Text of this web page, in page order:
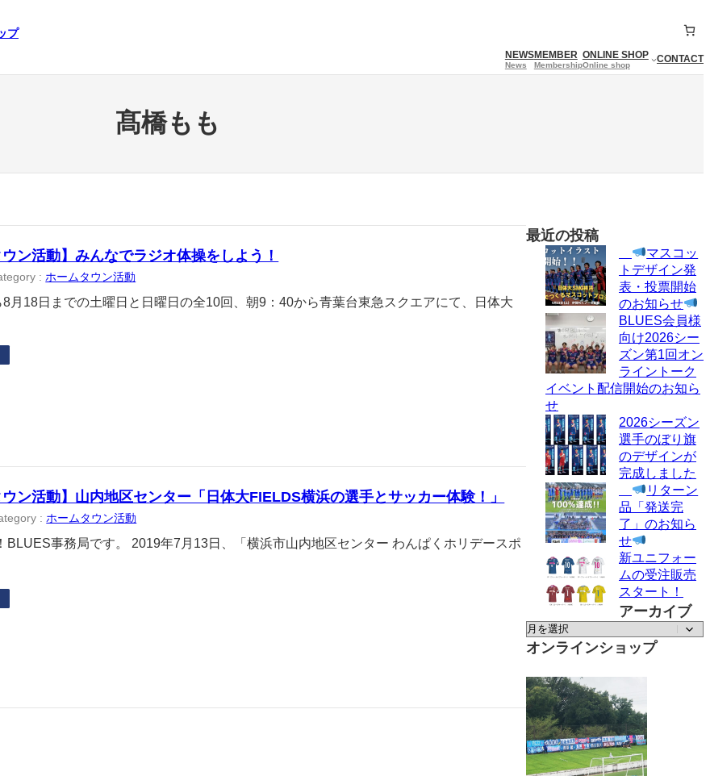
プ
NEWS
News
MEMBER
Membership
ONLINE SHOP
Online shop CONTACT
髙橋もも
ウン活動】みんなでラジオ体操をしよう！
: ホームタウン活動
月18日までの土曜日と日曜日の全10回、朝9：40から青葉台東急スクエアにて、日体大
ウン活動】山内地区センター「日体大FIELDS横浜の選手とサッカー体験！」
: ホームタウン活動
BLUES事務局です。 2019年7月13日、「横浜市山内地区センター わんぱくホリデースポ
最近の投稿
マスコッ
トデザイン発
表・投票開始
のお知らせ
BLUES会員様
向け2026シー
ズン第1回オン
ライントーク
イベント配信開始のお知ら
せ
2026シーズン
選手のぼり旗
のデザインが
完成しました
リターン
品「発送完
了」のお知ら
せ
新ユニフォー
ムの受注販売
スタート！
アーカイブ
ア
ー
イ
ブ
オンラインショップ